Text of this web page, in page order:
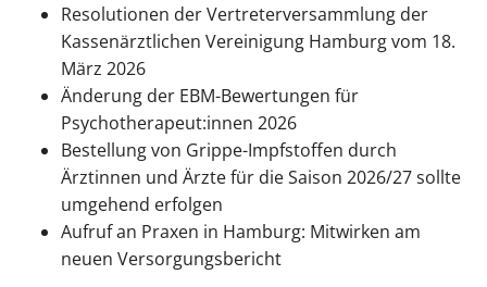
Resolutionen der Vertreterversammlung der
Kassenärztlichen Vereinigung Hamburg vom 18.
März 2026
Änderung der EBM-Bewertungen für
Psychotherapeut:innen 2026
Bestellung von Grippe-Impfstoffen durch
Ärztinnen und Ärzte für die Saison 2026/27 sollte
umgehend erfolgen
Aufruf an Praxen in Hamburg: Mitwirken am
neuen Versorgungsbericht